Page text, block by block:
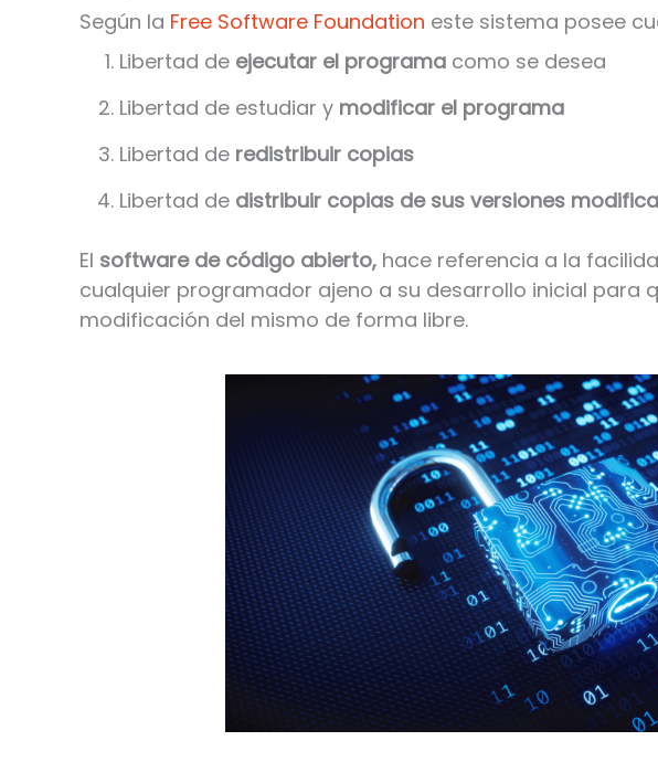
Según la Free Software Foundation este sistema posee
Libertad de ejecutar el programa como se desea
Libertad de estudiar y modificar el programa
Libertad de redistribuir copias
Libertad de distribuir copias de sus versiones
El software de código abierto, hace referencia a la
cualquier programador ajeno a su desarrollo inicial para
modificación del mismo de forma libre.